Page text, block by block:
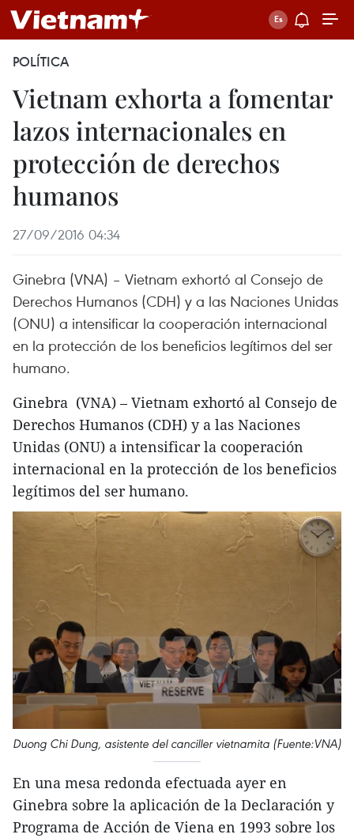
POLÍTICA
Vietnam exhorta a fomentar
lazos internacionales en
protección de derechos
humanos
27/09/2016 04:34
Ginebra​ (VNA) – Vietnam exhortó al Consejo de
Derechos Humanos (CDH) y a las Naciones Unidas
(ONU) a intensificar la cooperación internacional
en la protección de los beneficios legítimos del ser
humano.
Ginebra (VNA) – Vietnam exhortó al Consejo de
Derechos Humanos (CDH) y a las Naciones
Unidas (ONU) a intensificar la cooperación
internacional en la protección de los beneficios
legítimos del ser humano.
Duong Chi Dung, asistente del canciller vietnamita (Fuente:VNA)
En una mesa redonda efectuada ayer en
Ginebra sobre la aplicación de la Declaración y
Programa de Acción de Viena en 1993 sobre los